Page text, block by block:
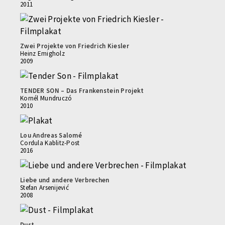
2011
Zwei Projekte von Friedrich Kiesler
Heinz Emigholz
2009
TENDER SON – Das Frankenstein Projekt
Kornél Mundruczó
2010
Lou Andreas Salomé
Cordula Kablitz-Post
2016
Liebe und andere Verbrechen
Stefan Arsenijević
2008